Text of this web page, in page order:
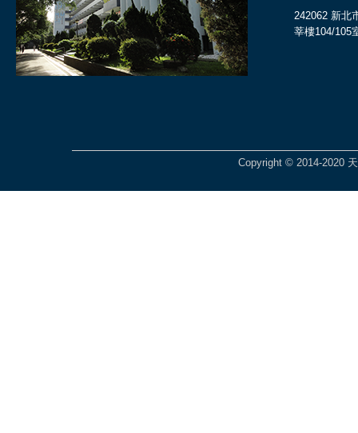
242062 新北
莘樓104/105
Copyright © 2014-2020